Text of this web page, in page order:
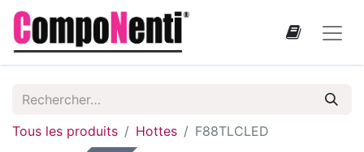
Tous les produits Hottes F88TLCLED